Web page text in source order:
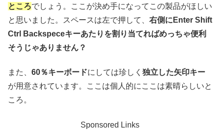
ところでしょう。ここが決め手になってこの製品がほしい
と思いました。スペースは左で押して、 右側にEnter Shift
Ctrl Backspeceキーあたりを割り当てればめっちゃ便利
そうじゃありません？
また、 60％キーボードにしては珍しく 独立した矢印キー
が用意されています。ここは個人的にここは素晴らしいと
ころ。
Sponsored Links